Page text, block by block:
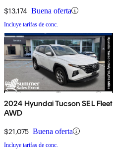
$13,174 Buena oferta
Incluye tarifas de conc.
2024 Hyundai Tucson SEL Fleet
AWD
$21,075 Buena oferta
Incluye tarifas de conc.